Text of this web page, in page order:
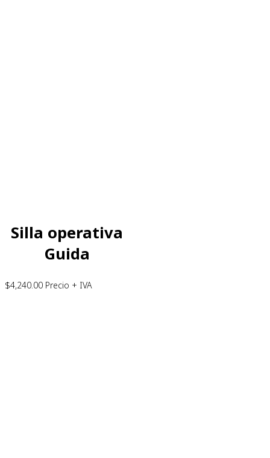
Silla operativa
Guida
$4,240.00 Precio + IVA